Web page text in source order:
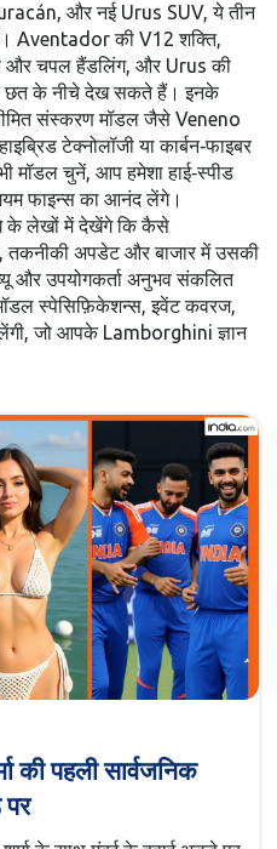
और नई Urus SUV, ये तीन
हैं। Aventador की V12 शक्ति,
और चपल हैंडलिंग, और Urus की
छत के नीचे देख सकते हैं। इनके
संस्करण मॉडल जैसे Veneno
टेक्नोलॉजी या कार्बन‑फाइबर
मॉडल चुनें, आप हमेशा हाई‑स्पीड
फाइन्स का आनंद लेंगे।
के लेखों में देखेंगे कि कैसे
तकनीकी अपडेट और बाजार में उसकी
और उपयोगकर्ता अनुभव संकलित
स्पेसिफ़िकेशन्स, इवेंट कवरज,
जो आपके Lamborghini ज्ञान
की पहली सार्वजनिक